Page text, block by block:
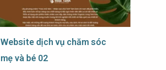
Website dịch vụ chăm sóc
mẹ và bé 02